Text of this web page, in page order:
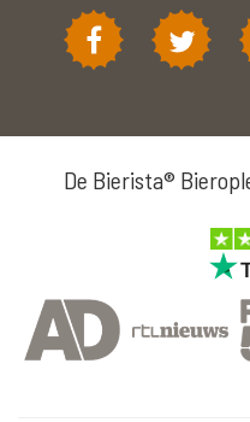
De Bierista®